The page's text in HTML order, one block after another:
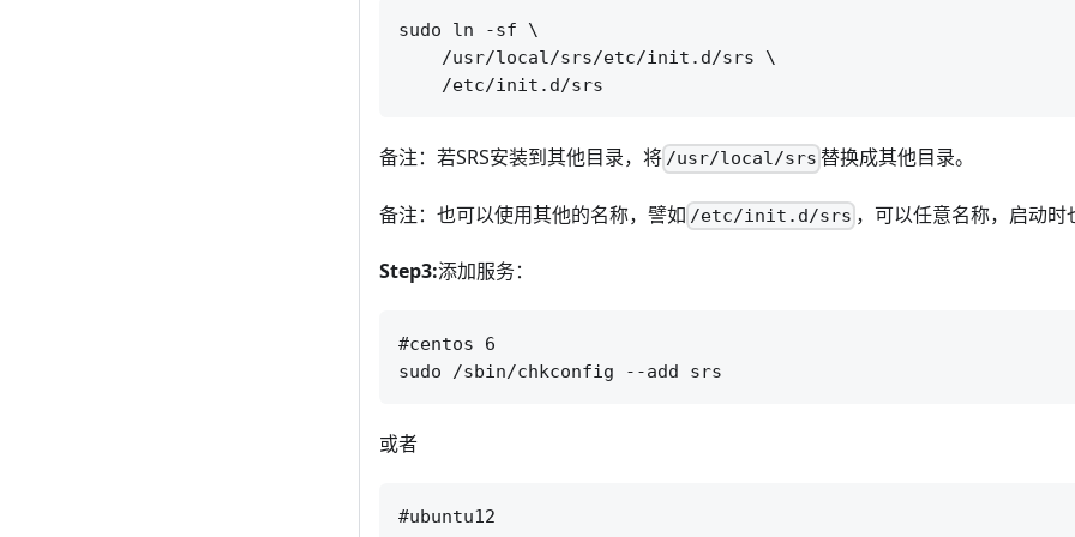
sudo ln -sf \
    /usr/local/srs/etc/init.d/srs \
备注：若SRS安装到其他目录，将 /usr/local/srs 替换成其他目录。
备注：也可以使用其他的名称，譬如 /etc/init.d/srs ，可以任意名称，启动时
Step3:添加服务：
#centos 6
或者
#ubuntu12